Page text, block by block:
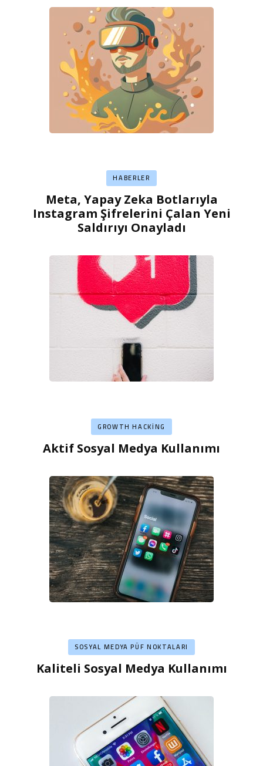
HABERLER
Meta, Yapay Zeka Botlarıyla
Instagram Şifrelerini Çalan Yeni
Saldırıyı Onayladı
GROWTH HACKING
Aktif Sosyal Medya Kullanımı
SOSYAL MEDYA PÜF NOKTALARI
Kaliteli Sosyal Medya Kullanımı